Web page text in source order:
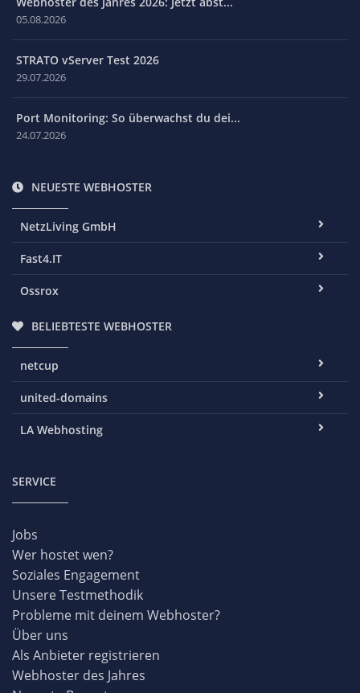
05.08.2026
STRATO vServer Test 2026
29.07.2026
Port Monitoring: So überwachst du dei...
24.07.2026
NEUESTE WEBHOSTER
NetzLiving GmbH
Fast4.IT
Ossrox
BELIEBTESTE WEBHOSTER
netcup
united-domains
LA Webhosting
SERVICE
Jobs
Wer hostet wen?
Soziales Engagement
Unsere Testmethodik
Probleme mit deinem Webhoster?
Über uns
Als Anbieter registrieren
Webhoster des Jahres